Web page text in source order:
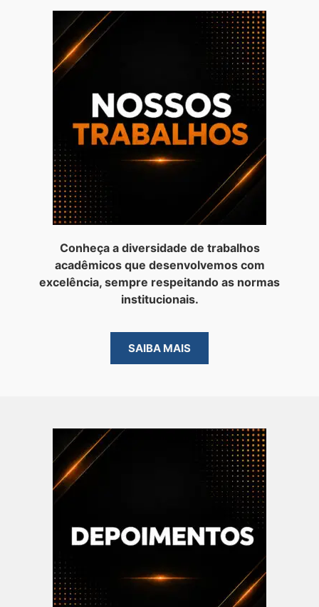
Conheça a diversidade de trabalhos
acadêmicos que desenvolvemos com
excelência, sempre respeitando as normas
institucionais.
SAIBA MAIS